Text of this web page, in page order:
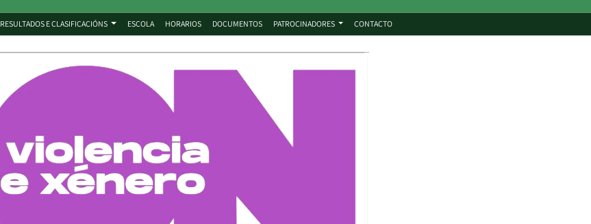
RESULTADOS E CLASIFICACIÓNS ESCOLA HORARIOS DOCUMENTOS PATROCINADORES CONTACTO